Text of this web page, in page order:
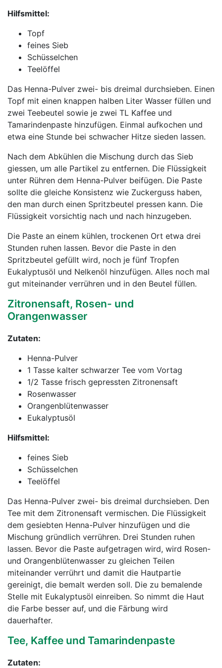
Hilfsmittel:
Topf
feines Sieb
Schüsselchen
Teelöffel
Das Henna-Pulver zwei- bis dreimal durchsieben. Einen
Topf mit einen knappen halben Liter Wasser füllen und
zwei Teebeutel sowie je zwei TL Kaffee und
Tamarindenpaste hinzufügen. Einmal aufkochen und
etwa eine Stunde bei schwacher Hitze sieden lassen.
Nach dem Abkühlen die Mischung durch das Sieb
giessen, um alle Partikel zu entfernen. Die Flüssigkeit
unter Rühren dem Henna-Pulver beifügen. Die Paste
sollte die gleiche Konsistenz wie Zuckerguss haben,
den man durch einen Spritzbeutel pressen kann. Die
Flüssigkeit vorsichtig nach und nach hinzugeben.
Die Paste an einem kühlen, trockenen Ort etwa drei
Stunden ruhen lassen. Bevor die Paste in den
Spritzbeutel gefüllt wird, noch je fünf Tropfen
Eukalyptusöl und Nelkenöl hinzufügen. Alles noch mal
gut miteinander verrühren und in den Beutel füllen.
Zitronensaft, Rosen- und
Orangenwasser
Zutaten:
Henna-Pulver
1 Tasse kalter schwarzer Tee vom Vortag
1/2 Tasse frisch gepressten Zitronensaft
Rosenwasser
Orangenblütenwasser
Eukalyptusöl
Hilfsmittel:
feines Sieb
Schüsselchen
Teelöffel
Das Henna-Pulver zwei- bis dreimal durchsieben. Den
Tee mit dem Zitronensaft vermischen. Die Flüssigkeit
dem gesiebten Henna-Pulver hinzufügen und die
Mischung gründlich verrühren. Drei Stunden ruhen
lassen. Bevor die Paste aufgetragen wird, wird Rosen-
und Orangenblütenwasser zu gleichen Teilen
miteinander verrührt und damit die Hautpartie
gereinigt, die bemalt werden soll. Die zu bemalende
Stelle mit Eukalyptusöl einreiben. So nimmt die Haut
die Farbe besser auf, und die Färbung wird
dauerhafter.
Tee, Kaffee und Tamarindenpaste
Zutaten: